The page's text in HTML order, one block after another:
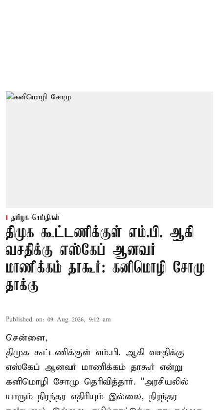
தமிழக செய்திகள்
திமுக கூட்டணிக்குள் எம்.பி. ஆகி
வசதிக்கு எஸ்கேப் ஆனவர்
மாணிக்கம் தாகூர்: கனிமொழி சோமு
தாக்கு
Published on: 09 Aug 2026, 9:12 am
சென்னை,
திமுக கூட்டணிக்குள் எம்.பி. ஆகி வசதிக்கு
எஸ்கேப் ஆனவர் மாணிக்கம் தாகூர் என்று
கனிமொழி சோமு தெரிவித்தார். "அரசியலில்
யாரும் நிரந்தர எதிரியும் இல்லை, நிரந்தர